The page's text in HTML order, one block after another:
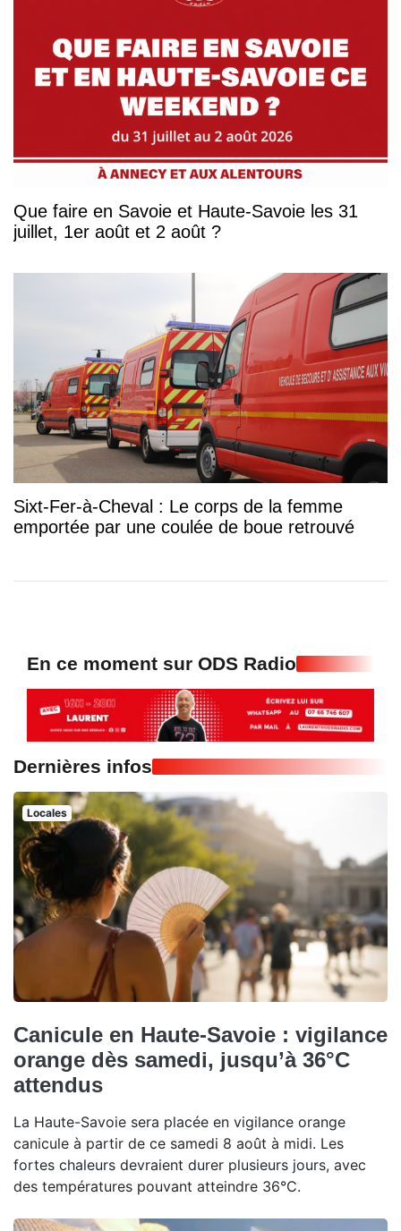
Que faire en Savoie et Haute-Savoie les 31
juillet, 1er août et 2 août ?
Sixt-Fer-à-Cheval : Le corps de la femme
emportée par une coulée de boue retrouvé
En ce moment sur ODS Radio
Dernières infos
Locales
Canicule en Haute-Savoie : vigilance
orange dès samedi, jusqu’à 36°C
attendus
La Haute-Savoie sera placée en vigilance orange
canicule à partir de ce samedi 8 août à midi. Les
fortes chaleurs devraient durer plusieurs jours, avec
des températures pouvant atteindre 36°C.